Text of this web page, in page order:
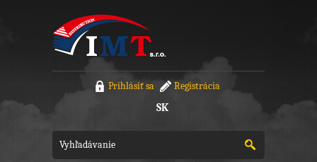
Prihlásiť sa Registrácia
SK